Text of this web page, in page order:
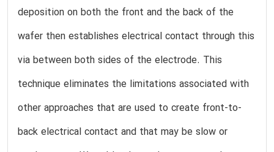
deposition on both the front and the back of the
wafer then establishes electrical contact through this
via between both sides of the electrode. This
technique eliminates the limitations associated with
other approaches that are used to create front-to-
back electrical contact and that may be slow or